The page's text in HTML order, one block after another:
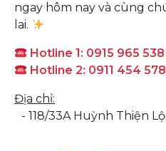
ngay hôm nay và cùng
lai.
Hotline 1: 0915 965
Hotline 2: 0911 454
Địa chỉ:
- 118/33A Huỳnh Thiện